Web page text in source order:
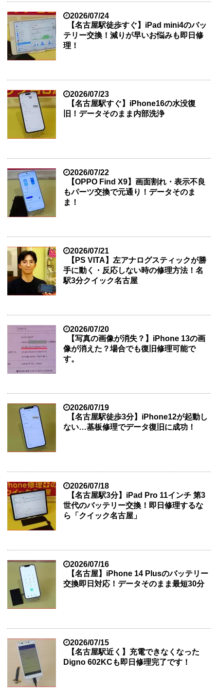
2026/07/24
【名古屋駅徒歩すぐ】iPad mini4のバッ
テリー交換！減りが早いお悩みも即日修
理！
2026/07/23
【名古屋駅すぐ】iPhone16の水没復
旧！データそのまま内部洗浄
2026/07/22
【OPPO Find X9】画面割れ・表示不良
もパーツ交換で元通り！データそのま
ま！
2026/07/21
【PS VITA】左アナログスティックが勝
手に動く・反応しない時の修理方法！名
駅3分クイック名古屋
2026/07/20
【写真の画像が消失？】iPhone 13の画
像が消えた？場合でも復旧修理可能で
す。
2026/07/19
【名古屋駅徒歩3分】iPhone12が起動し
ない…基板修理でデータ復旧に成功！
2026/07/18
【名古屋駅3分】iPad Pro 11インチ 第3
世代のバッテリー交換！即日修理するな
ら「クイック名古屋」
2026/07/16
【名古屋】iPhone 14 Plusのバッテリー
交換即日対応！データそのまま最短30分
2026/07/15
【名古屋駅近く】充電できなくなった
Digno 602KCも即日修理完了です！